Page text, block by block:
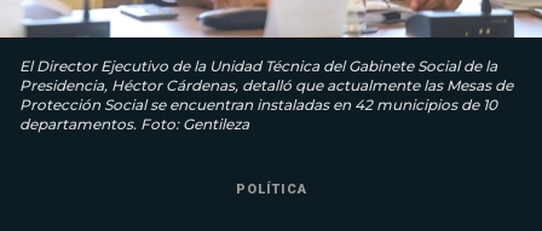
El Director Ejecutivo de la Unidad Técnica del Gabinete Social de la
Presidencia, Héctor Cárdenas, detalló que actualmente las Mesas de
Protección Social se encuentran instaladas en 42 municipios de 10
departamentos. Foto: Gentileza
POLÍTICA